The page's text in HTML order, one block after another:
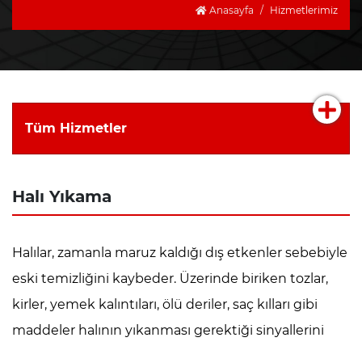
Anasayfa Hizmetlerimiz
Tüm Hizmetler
Halı Yıkama
Halılar, zamanla maruz kaldığı dış etkenler sebebiyle
eski temizliğini kaybeder. Üzerinde biriken tozlar,
kirler, yemek kalıntıları, ölü deriler, saç kılları gibi
maddeler halının yıkanması gerektiği sinyallerini